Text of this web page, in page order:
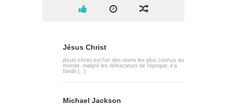
Jésus Christ
jésus-christ est l'un des noms les plus connus au
monde. malgré les détracteurs de l'époque, il a
fondé [...]
Michael Jackson